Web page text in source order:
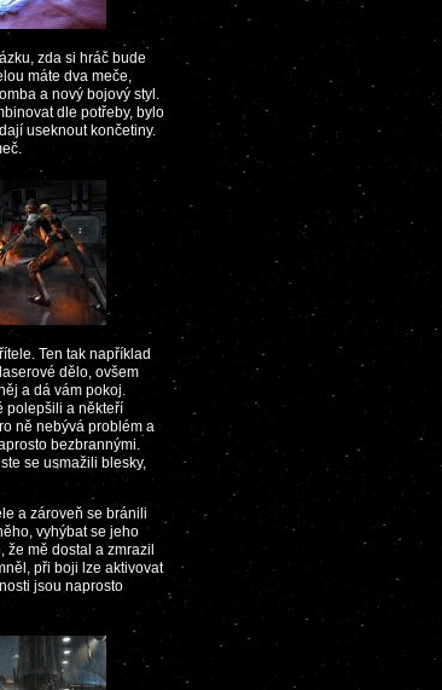
zda si hráč bude
máte dva meče,
a nový bojový styl.
dle potřeby, bylo
useknout končetiny.
Ten tak například
dělo, ovšem
a dá vám pokoj.
polepšili a někteří
ně nebývá problém a
bezbrannými.
se usmažili blesky,
a zároveň se bránili
vyhýbat se jeho
mě dostal a zmrazil
při boji lze aktivovat
jsou naprosto